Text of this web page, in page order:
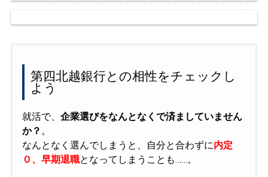
第四北越銀行との相性をチェックし
よう
就活で、 企業選びをなんとなくで済ましていません
か？ 。
なんとなく選んでしまうと、自分と合わずに内定
０、早期退職となってしまうことも……。